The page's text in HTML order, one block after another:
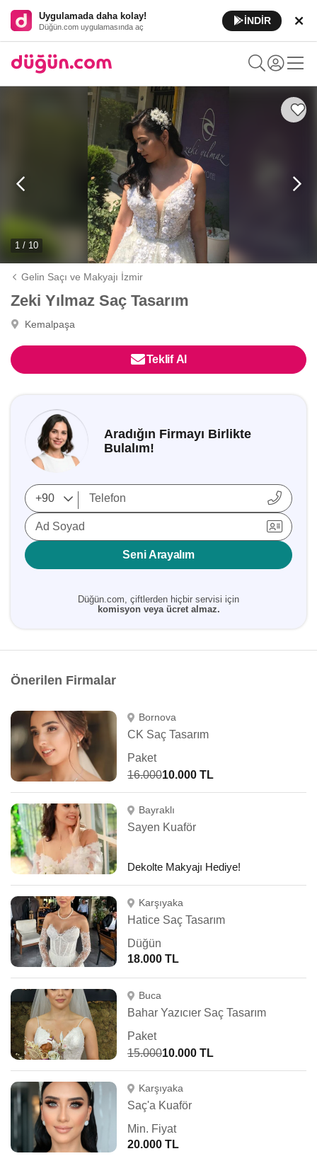
Uygulamada daha kolay!
Düğün.com uygulamasında aç
İNDİR
1 / 10
Gelin Saçı ve Makyajı İzmir
Zeki Yılmaz Saç Tasarım
Kemalpaşa
Teklif Al
Aradığın Firmayı Birlikte
Bulalım!
Ad Soyad
Seni Arayalım
Düğün.com, çiftlerden hiçbir servisi için
komisyon veya ücret almaz.
Önerilen Firmalar
Bornova
CK Saç Tasarım
Paket
16.00010.000 TL
Bayraklı
Sayen Kuaför
Dekolte Makyajı Hediye!
Karşıyaka
Hatice Saç Tasarım
Düğün
18.000 TL
Buca
Bahar Yazıcıer Saç Tasarım
Paket
15.00010.000 TL
Karşıyaka
Saç'a Kuaför
Min. Fiyat
20.000 TL